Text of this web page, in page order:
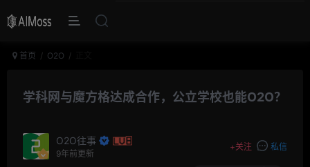
首页 O2O
学科网与魔方格达成合作，公立学校也能O2O？
O2O往事
9年前更新
+关注 私信